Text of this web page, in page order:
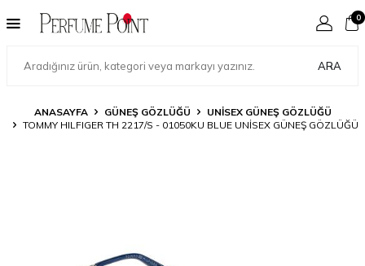
ARA
0
ANASAYFA GÜNEŞ GÖZLÜĞÜ
UNISEX GÜNEŞ GÖZLÜĞÜ
TOMMY HILFIGER TH 2217/S - 01050KU BLUE UNISEX GÜNEŞ GÖZLÜĞÜ